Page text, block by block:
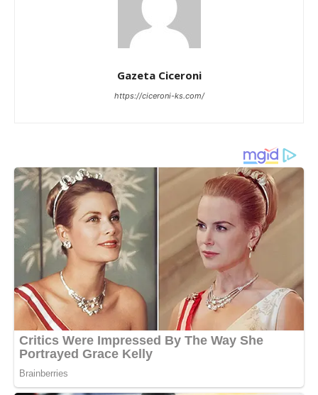
Gazeta Ciceroni
https://ciceroni-ks.com/